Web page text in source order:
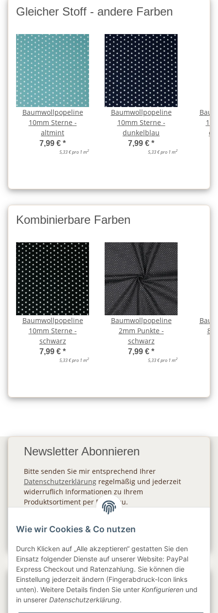
Gleicher Stoff - andere Farben
Baumwollpopeline
10mm Sterne -
altmint
7,99 € *
5,33 € pro 1 m2
Baumwollpopeline
10mm Sterne -
dunkelblau
7,99 € *
5,33 € pro 1 m2
Kombinierbare Farben
Baumwollpopeline
10mm Sterne -
schwarz
7,99 € *
5,33 € pro 1 m2
Baumwollpopeline
2mm Punkte -
schwarz
7,99 € *
5,33 € pro 1 m2
Newsletter Abonnieren
Bitte senden Sie mir entsprechend Ihrer
Datenschutzerklärung regelmäßig und jederzeit
widerruflich Informationen zu Ihrem
Produktsortiment per E-Mail zu.
Gesetzliche Informationen
Wie wir Cookies & Co nutzen
Durch Klicken auf „Alle akzeptieren“ gestatten Sie den
Einsatz folgender Dienste auf unserer Website: PayPal
Express Checkout und Ratenzahlung. Sie können die
Einstellung jederzeit ändern (Fingerabdruck-Icon links
unten). Weitere Details finden Sie unter Konfigurieren und
in unserer Datenschutzerklärung.